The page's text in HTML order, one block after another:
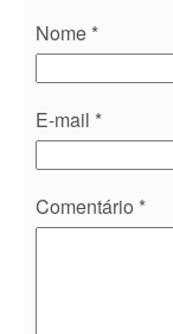
Nome *
E-mail *
Comentário *